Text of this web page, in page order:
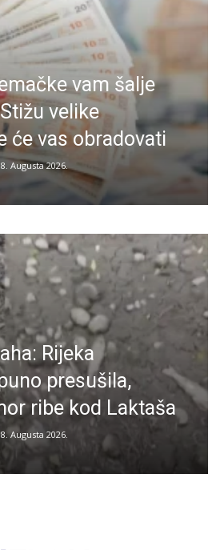
vam šalje
velike
će vas obradovati
8. Augusta 2026.
Rijeka
presušila,
ribe kod Laktaša
8. Augusta 2026.